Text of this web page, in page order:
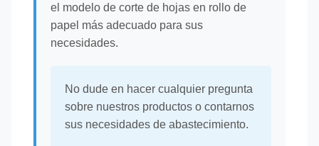
el modelo de corte de hojas en rollo de
papel más adecuado para sus
necesidades.
No dude en hacer cualquier pregunta
sobre nuestros productos o contarnos
sus necesidades de abastecimiento.